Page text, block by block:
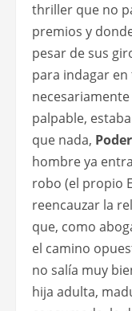
thriller que no
premios y
pesar de sus
para indagar
palpable,
que nada,
hombre ya
robo (el propio
reencauzar la
que, como
el camino
no salía muy
hija adulta,